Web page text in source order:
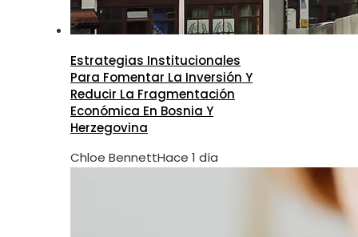
Estrategias Institucionales
Para Fomentar La Inversión Y
Reducir La Fragmentación
Económica En Bosnia Y
Herzegovina
Chloe BennettHace 1 día